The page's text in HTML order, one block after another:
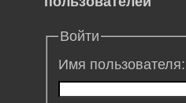
Войти
Имя пользователя: